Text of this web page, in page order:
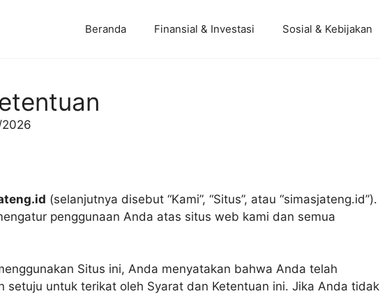
Beranda Finansial & Investasi Sosial & Kebijakan
(selanjutnya disebut “Kami”, “Situs”, atau “simasjateng.id”).
penggunaan Anda atas situs web kami dan semua
Situs ini, Anda menyatakan bahwa Anda telah
setuju untuk terikat oleh Syarat dan Ketentuan ini. Jika Anda tidak